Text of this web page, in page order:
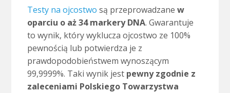
Testy na ojcostwo są przeprowadzane w
oparciu o aż 34 markery DNA. Gwarantuje
to wynik, który wyklucza ojcostwo ze 100%
pewnością lub potwierdza je z
prawdopodobieństwem wynoszącym
99,9999%. Taki wynik jest pewny zgodnie z
zaleceniami Polskiego Towarzystwa